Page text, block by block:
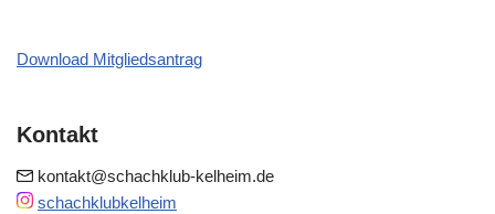
Download Mitgliedsantrag
Kontakt
kontakt@schachklub-kelheim.de
schachklubkelheim